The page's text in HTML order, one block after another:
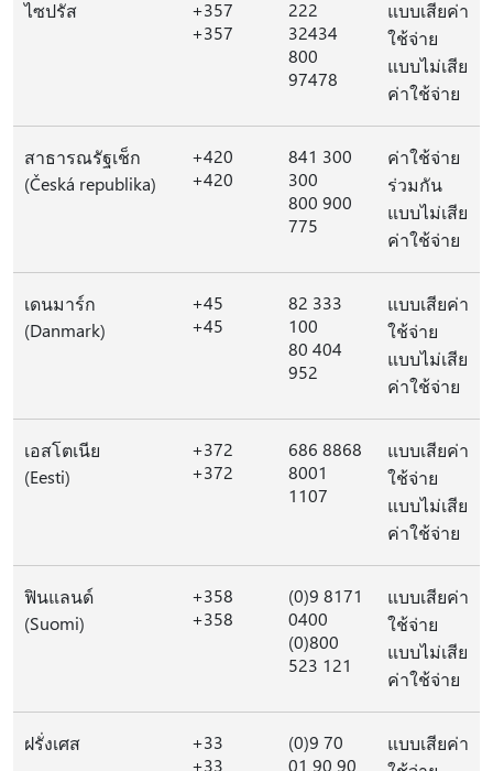
ไซปรัส
+357
+357
222
32434
800
97478
แบบเสียค่า
ใช้จ่าย
แบบไม่เสีย
ค่าใช้จ่าย
สาธารณรัฐเช็ก
(Česká republika)
+420
+420
841 300
300
800 900
775
ค่าใช้จ่าย
ร่วมกัน
แบบไม่เสีย
ค่าใช้จ่าย
เดนมาร์ก
(Danmark)
+45
+45
82 333
100
80 404
952
แบบเสียค่า
ใช้จ่าย
แบบไม่เสีย
ค่าใช้จ่าย
เอสโตเนีย
(Eesti)
+372
+372
686 8868
8001
1107
แบบเสียค่า
ใช้จ่าย
แบบไม่เสีย
ค่าใช้จ่าย
ฟินแลนด์
(Suomi)
+358
+358
(0)9 8171
0400
(0)800
523 121
แบบเสียค่า
ใช้จ่าย
แบบไม่เสีย
ค่าใช้จ่าย
ฝรั่งเศส
+33
+33
(0)9 70
01 90 90
แบบเสียค่า